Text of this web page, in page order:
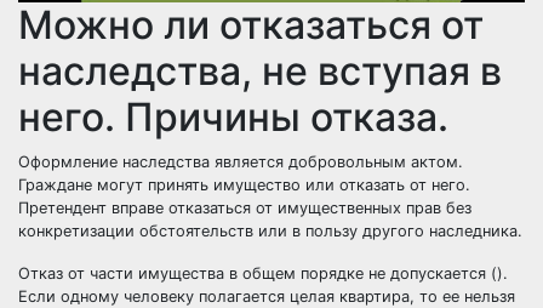
Можно ли отказаться от
наследства, не вступая в
него. Причины отказа.
Оформление наследства является добровольным актом.
Граждане могут принять имущество или отказать от него.
Претендент вправе отказаться от имущественных прав без
конкретизации обстоятельств или в пользу другого наследника.
Отказ от части имущества в общем порядке не допускается ().
Если одному человеку полагается целая квартира, то ее нельзя